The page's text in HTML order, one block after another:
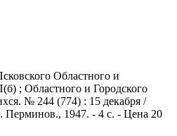
Областного и
; Областного и Городского
№ 244 (774) : 15 декабря /
Перминов., 1947. - 4 с. - Цена 20